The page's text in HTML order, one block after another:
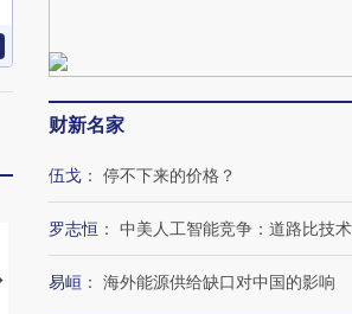
马航飞行员跨国走私7万
视线｜被称为“蟑螂”的印
财新名家
伍戈 ： 停不下来的价格？
罗志恒 ： 中美人工智能竞争：道路比技
易峘 ： 海外能源供给缺口对中国的影响